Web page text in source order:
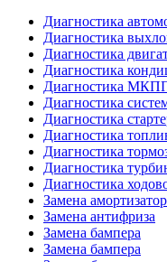
Диагностика
Диагностика
Диагностика
Диагностика
Диагностика
Диагностика
Диагностика
Диагностика
Диагностика
Диагностика
Диагностика
Замена
Замена антифриза
Замена бампера
Замена бампера